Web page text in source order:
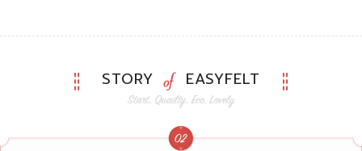
STORY EASYFELT